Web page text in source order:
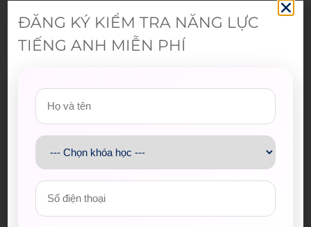
ĐĂNG KÝ KIỂM TRA NĂNG LỰC
TIẾNG ANH MIỄN PHÍ